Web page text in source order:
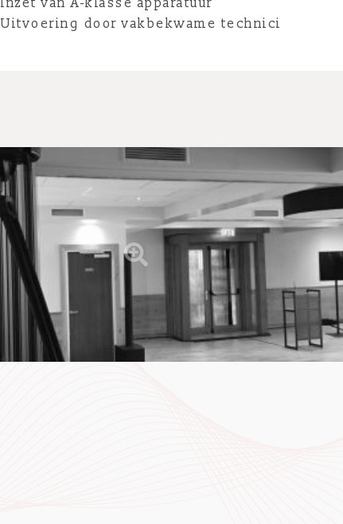
Inzet van A-klasse apparatuur
Uitvoering door vakbekwame technici